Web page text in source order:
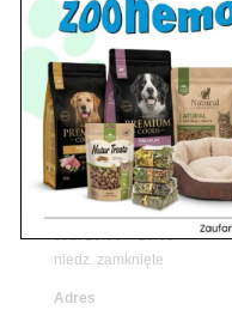
Znajdź nas
Adres
05-120 Legionowo
ul. Piłsudskiego 31,
pawilon 134
tel./fax. 22 784 71 96
Godziny pracy
pon. – piąt. 10.00 – 19.00
sob. 10.00 – 15.00
niedz. zamknięte
Adres